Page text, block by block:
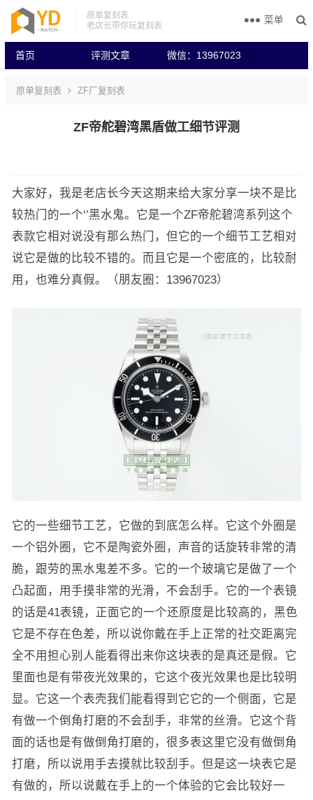
原单复刻表
老店长带你玩复刻表
首页 评测文章 微信：13967023
菜单
原单复刻表 ZF厂复刻表
ZF帝舵碧湾黑盾做工细节评测
大家好，我是老店长今天这期来给大家分享一块不是比
较热门的一个‘’黑水鬼。它是一个ZF帝舵碧湾系列这个
表款它相对说没有那么热门，但它的一个细节工艺相对
说它是做的比较不错的。而且它是一个密底的，比较耐
用，也难分真假。（朋友圈：13967023）
它的一些细节工艺，它做的到底怎么样。它这个外圈是
一个铝外圈，它不是陶瓷外圈，声音的话旋转非常的清
脆，跟劳的黑水鬼差不多。它的一个玻璃它是做了一个
凸起面，用手摸非常的光滑，不会刮手。它的一个表镜
的话是41表镜，正面它的一个还原度是比较高的，黑色
它是不存在色差，所以说你戴在手上正常的社交距离完
全不用担心别人能看得出来你这块表的是真还是假。它
里面也是有带夜光效果的，它这个夜光效果也是比较明
显。它这一个表壳我们能看得到它它的一个侧面，它是
有做一个倒角打磨的不会刮手，非常的丝滑。它这个背
面的话也是有做倒角打磨的，很多表这里它没有做倒角
打磨，所以说用手去摸就比较刮手。但是这一块表它是
有做的，所以说戴在手上的一个体验的它会比较好一